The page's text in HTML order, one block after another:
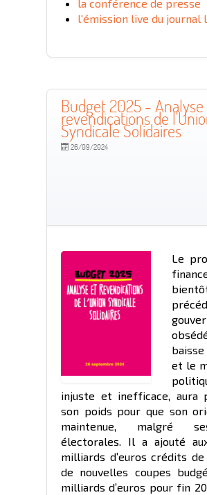
la conférence de presse
l'émission live du journal
Budget 2025 -
revendications de
Syndicale Solidaires
26/09/2024
Le
et le
injuste et inefficace, aura
son poids pour que son
maintenue, malgré
électorales. Il a ajouté
milliards d’euros crédits
de nouvelles coupes
milliards d’euros pour fin